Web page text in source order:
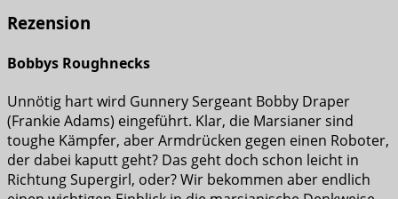
Rezension
Bobbys Roughnecks
Unnötig hart wird Gunnery Sergeant Bobby Draper
(Frankie Adams) eingeführt. Klar, die Marsianer sind
toughe Kämpfer, aber Armdrücken gegen einen Roboter,
der dabei kaputt geht? Das geht doch schon leicht in
Richtung Supergirl, oder? Wir bekommen aber endlich